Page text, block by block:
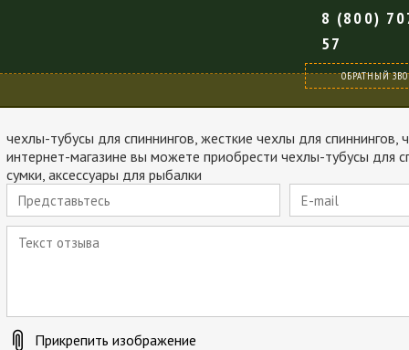
8 (800)
57
ОБРАТНЫЙ
чехлы-тубусы для спиннингов, жесткие чехлы для
интернет-магазине вы можете приобрести чехлы-тубусы для
сумки, аксессуары для рыбалки
Прикрепить изображение